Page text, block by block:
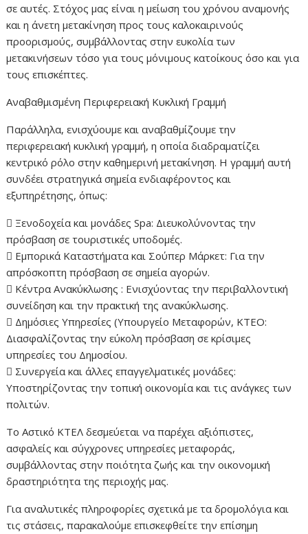
σε αυτές. Στόχος μας είναι η μείωση του χρόνου αναμονής
και η άνετη μετακίνηση προς τους καλοκαιρινούς
προορισμούς, συμβάλλοντας στην ευκολία των
μετακινήσεων τόσο για τους μόνιμους κατοίκους όσο και για
τους επισκέπτες.
Αναβαθμισμένη Περιφερειακή Κυκλική Γραμμή
Παράλληλα, ενισχύουμε και αναβαθμίζουμε την
περιφερειακή κυκλική γραμμή, η οποία διαδραματίζει
κεντρικό ρόλο στην καθημερινή μετακίνηση. Η γραμμή αυτή
συνδέει στρατηγικά σημεία ενδιαφέροντος και
εξυπηρέτησης, όπως:
 Ξενοδοχεία και μονάδες Spa: Διευκολύνοντας την
πρόσβαση σε τουριστικές υποδομές.
 Εμπορικά Καταστήματα και Σούπερ Μάρκετ: Για την
απρόσκοπτη πρόσβαση σε σημεία αγορών.
 Κέντρα Ανακύκλωσης : Ενισχύοντας την περιβαλλοντική
συνείδηση και την πρακτική της ανακύκλωσης.
 Δημόσιες Υπηρεσίες (Υπουργείο Μεταφορών, ΚΤΕΟ:
Διασφαλίζοντας την εύκολη πρόσβαση σε κρίσιμες
υπηρεσίες του Δημοσίου.
 Συνεργεία και άλλες επαγγελματικές μονάδες:
Υποστηρίζοντας την τοπική οικονομία και τις ανάγκες των
πολιτών.
Το Αστικό ΚΤΕΛ δεσμεύεται να παρέχει αξιόπιστες,
ασφαλείς και σύγχρονες υπηρεσίες μεταφοράς,
συμβάλλοντας στην ποιότητα ζωής και την οικονομική
δραστηριότητα της περιοχής μας.
Για αναλυτικές πληροφορίες σχετικά με τα δρομολόγια και
τις στάσεις, παρακαλούμε επισκεφθείτε την επίσημη